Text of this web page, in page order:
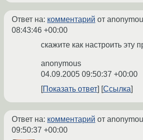
Ответ на: комментарий от
08:43:46 +00:00
скажите как настроить эту
anonymous
04.09.2005 09:50:37 +00:00
Показать ответ
Ссылка
Ответ на: комментарий от
09:50:37 +00:00